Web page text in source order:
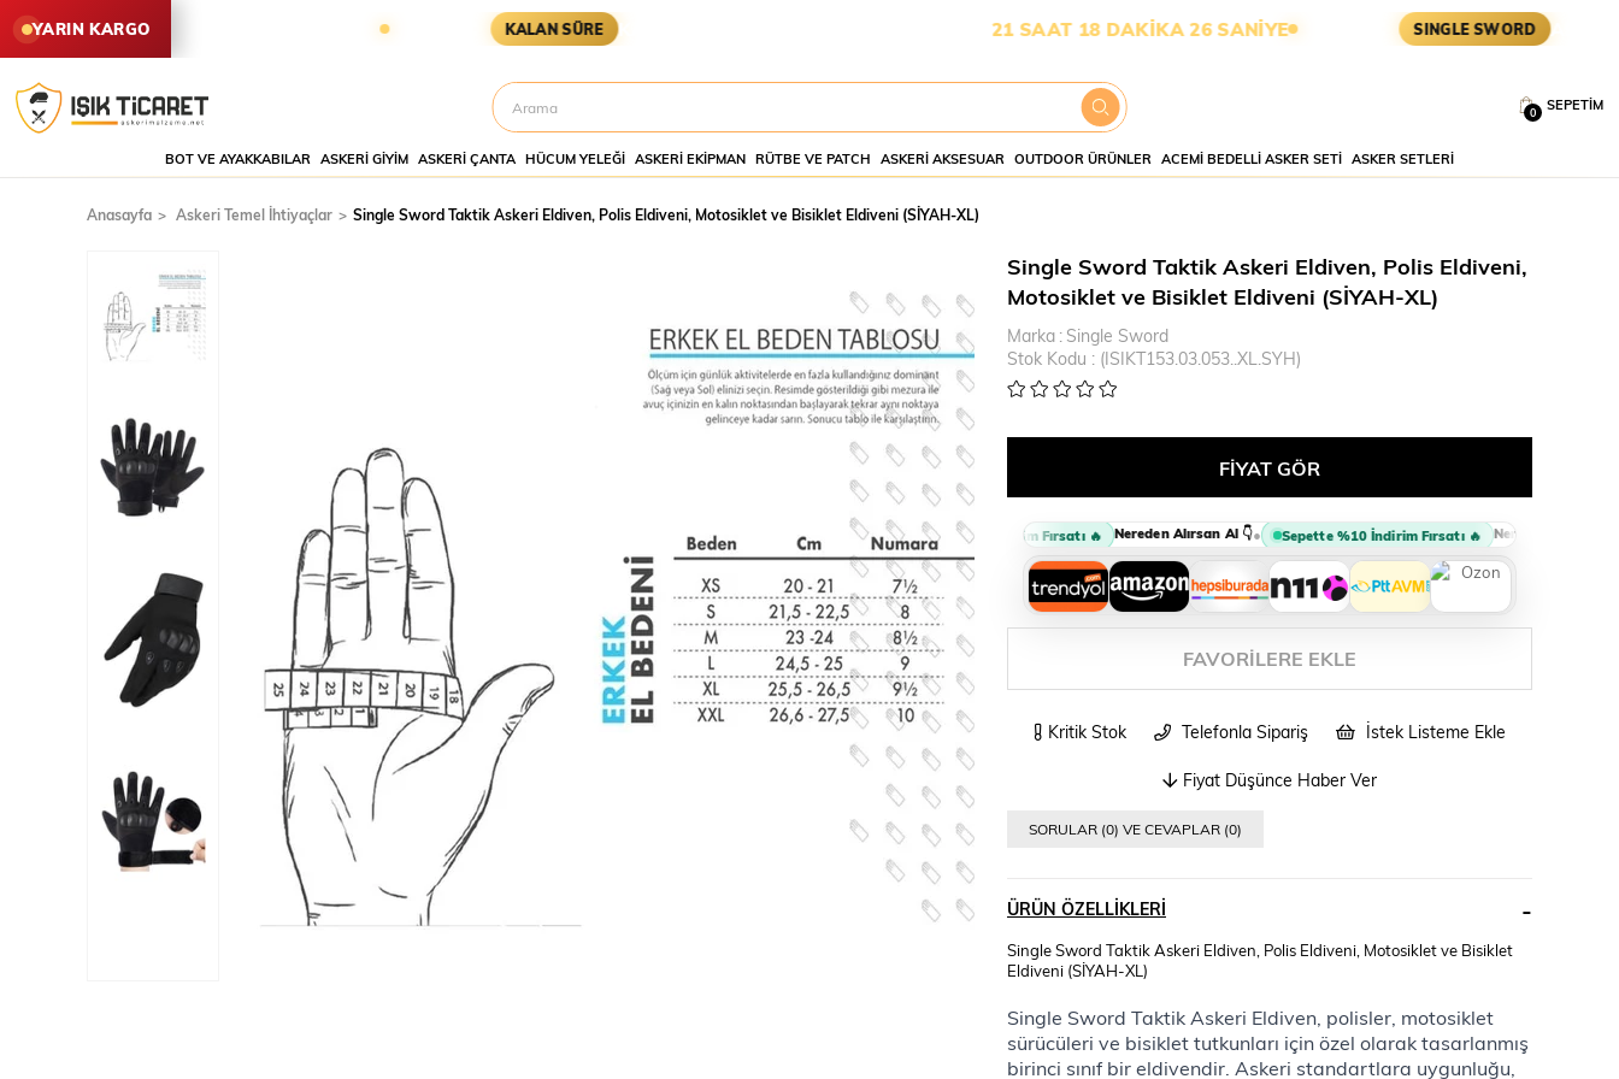
YARIN KARGO
SİPARİŞLER YARIN KARGODA KALAN SÜRE KARGOYA YETİŞMESİ İÇİN KALAN SÜRE: 21 SAAT 18 DAKİKA 25 SANİYE SINGLE SWORD ASKERİ
SEPETIM
0
BOT VE AYAKKABILAR ASKERI GIYIM ASKERI ÇANTA HÜCUM YELEĞI ASKERI EKIPMAN RÜTBE VE PATCH ASKERI AKSESUAR OUTDOOR ÜRÜNLER ACEMI BEDELLI ASKER SETI ASKER SETLERI
Anasayfa Askeri Temel İhtiyaçlar Single Sword Taktik Askeri Eldiven, Polis Eldiveni, Motosiklet ve Bisiklet Eldiveni (SİYAH-XL)
›
Single Sword Taktik Askeri Eldiven, Polis Eldiveni,
Motosiklet ve Bisiklet Eldiveni (SİYAH-XL)
Marka : Single Sword
Stok Kodu
(ISIKT153.03.053..XL.SYH)
Sepette %10 İndirim Fırsatı 🔥 Nereden Alırsan Al 👇• Sepette %10 İndirim Fırsatı 🔥 Nereden Alırsan Al 👇
FAVORILERE EKLE
Kritik Stok Telefonla Sipariş İstek Listeme Ekle
Fiyat Düşünce Haber Ver
SORULAR (0) VE CEVAPLAR (0)
ÜRÜN ÖZELLIKLERI
Single Sword Taktik Askeri Eldiven, Polis Eldiveni, Motosiklet ve Bisiklet
Eldiveni (SİYAH-XL)
Single Sword Taktik Askeri Eldiven, polisler, motosiklet
sürücüleri ve bisiklet tutkunları için özel olarak tasarlanmış
birinci sınıf bir eldivendir. Askeri standartlara uygunluğu,